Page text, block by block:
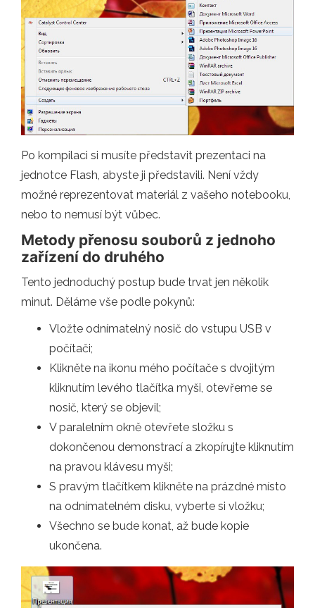
Po kompilaci si musíte představit prezentaci na
jednotce Flash, abyste ji představili. Není vždy
možné reprezentovat materiál z vašeho notebooku,
nebo to nemusí být vůbec.
Metody přenosu souborů z jednoho
zařízení do druhého
Tento jednoduchý postup bude trvat jen několik
minut. Děláme vše podle pokynů:
Vložte odnímatelný nosič do vstupu USB v
počítači;
Klikněte na ikonu mého počítače s dvojitým
kliknutím levého tlačítka myši, otevřeme se
nosič, který se objevil;
V paralelním okně otevřete složku s
dokončenou demonstrací a zkopírujte kliknutím
na pravou klávesu myši;
S pravým tlačítkem klikněte na prázdné místo
na odnímatelném disku, vyberte si vložku;
Všechno se bude konat, až bude kopie
ukončena.